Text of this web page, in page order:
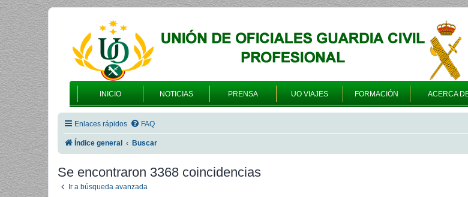
INICIO NOTICIAS PRENSA UO VIAJES FORMACIÓN ACERCA
Enlaces rápidos FAQ
Índice general Buscar
Se encontraron 3368 coincidencias
Ir a búsqueda avanzada